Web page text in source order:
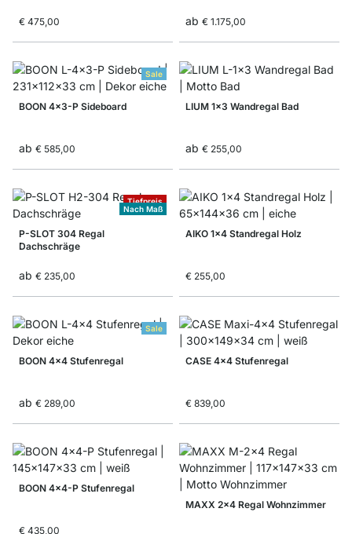
€ 475,00 ab € 1.175,00
Sale
BOON 4x3-P Sideboard
ab € 585,00
LIUM 1x3 Wandregal Bad
ab € 255,00
Tiefpreis
Nach Maß
P-SLOT 304 Regal
Dachschräge
ab € 235,00
AIKO 1x4 Standregal Holz
€ 255,00
Sale
BOON 4x4 Stufenregal
ab € 289,00
CASE 4x4 Stufenregal
€ 839,00
BOON 4x4-P Stufenregal
€ 435,00
MAXX 2x4 Regal Wohnzimmer